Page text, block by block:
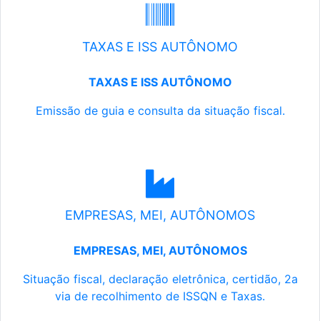
TAXAS E ISS AUTÔNOMO
TAXAS E ISS AUTÔNOMO
Emissão de guia e consulta da situação fiscal.
EMPRESAS, MEI, AUTÔNOMOS
EMPRESAS, MEI, AUTÔNOMOS
Situação fiscal, declaração eletrônica, certidão, 2a
via de recolhimento de ISSQN e Taxas.